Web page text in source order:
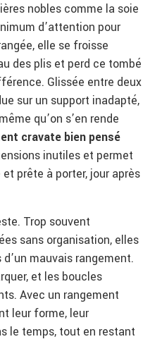
nobles comme la soie
d’attention pour
elle se froisse
des plis et perd ce tombé
Glissée entre deux
sur un support inadapté,
qu’on s’en rende
cravate bien pensé
inutiles et permet
prête à porter, jour après
Trop souvent
sans organisation, elles
mauvais rangement.
et les boucles
Avec un rangement
leur forme, leur
le temps, tout en restant